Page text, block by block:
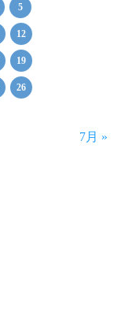
5
12
19
26
7月 »